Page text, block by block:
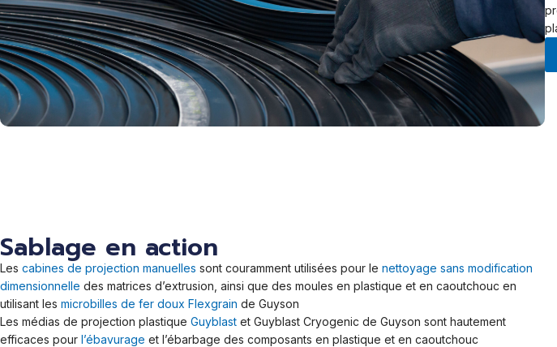
Euroblast 6 -
Euroblast 7 -
Euroblast 8 -
Euroblast 9 -
Euroblast 10 -
Euroblast plus -
Sablage en action
Les cabines de projection manuelles sont couramment utilisées pour le nettoyage sans modification
dimensionnelle des matrices d’extrusion, ainsi que des moules en plastique et en caoutchouc en
utilisant les microbilles de fer doux Flexgrain de Guyson
Les médias de projection plastique Guyblast et Guyblast Cryogenic de Guyson sont hautement
efficaces pour l’ébavurage et l’ébarbage des composants en plastique et en caoutchouc